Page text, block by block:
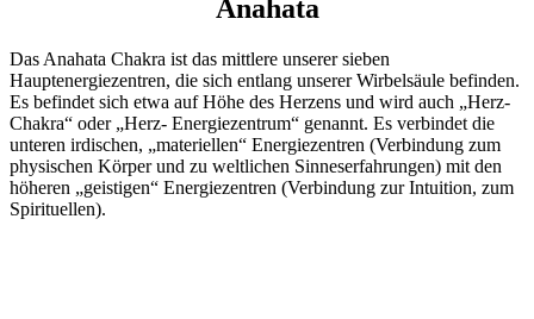
Anahata
Das Anahata Chakra ist das mittlere unserer sieben
Hauptenergiezentren, die sich entlang unserer Wirbelsäule befinden.
Es befindet sich etwa auf Höhe des Herzens und wird auch „Herz-
Chakra“ oder „Herz- Energiezentrum“ genannt. Es verbindet die
unteren irdischen, „materiellen“ Energiezentren (Verbindung zum
physischen Körper und zu weltlichen Sinneserfahrungen) mit den
höheren „geistigen“ Energiezentren (Verbindung zur Intuition, zum
Spirituellen).